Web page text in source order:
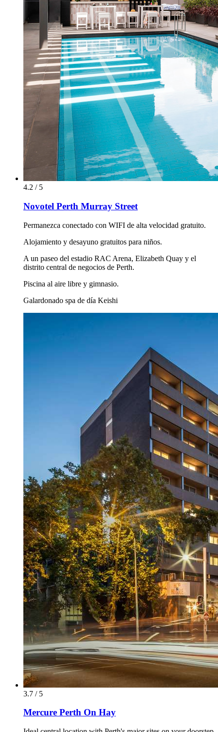
4.2 / 5
Novotel Perth Murray Street
Permanezca conectado con WIFI de alta velocidad gratuito.
Alojamiento y desayuno gratuitos para niños.
A un paseo del estadio RAC Arena, Elizabeth Quay y el
distrito central de negocios de Perth.
Piscina al aire libre y gimnasio.
Galardonado spa de día Keishi
3.7 / 5
Mercure Perth On Hay